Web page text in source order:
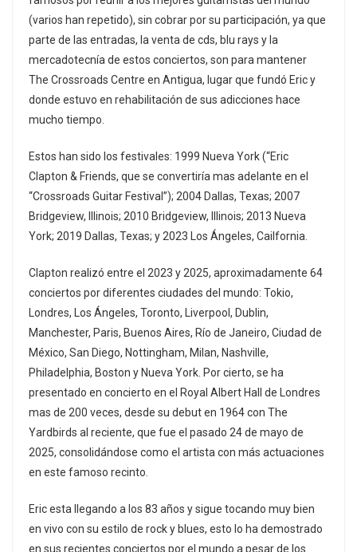
(varios han repetido), sin cobrar por su participación, ya que
parte de las entradas, la venta de cds, blu rays y la
mercadotecnía de estos conciertos, son para mantener
The Crossroads Centre en Antigua, lugar que fundó Eric y
donde estuvo en rehabilitación de sus adicciones hace
mucho tiempo.
Estos han sido los festivales: 1999 Nueva York (“Eric
Clapton & Friends, que se convertiría mas adelante en el
“Crossroads Guitar Festival”); 2004 Dallas, Texas; 2007
Bridgeview, Illinois; 2010 Bridgeview, Illinois; 2013 Nueva
York; 2019 Dallas, Texas; y 2023 Los Ángeles, Cailfornia.
Clapton realizó entre el 2023 y 2025, aproximadamente 64
conciertos por diferentes ciudades del mundo: Tokio,
Londres, Los Ángeles, Toronto, Liverpool, Dublin,
Manchester, Paris, Buenos Aires, Río de Janeiro, Ciudad de
México, San Diego, Nottingham, Milan, Nashville,
Philadelphia, Boston y Nueva York. Por cierto, se ha
presentado en concierto en el Royal Albert Hall de Londres
mas de 200 veces, desde su debut en 1964 con The
Yardbirds al reciente, que fue el pasado 24 de mayo de
2025, consolidándose como el artista con más actuaciones
en este famoso recinto.
Eric esta llegando a los 83 años y sigue tocando muy bien
en vivo con su estilo de rock y blues, esto lo ha demostrado
en sus recientes conciertos por el mundo a pesar de los